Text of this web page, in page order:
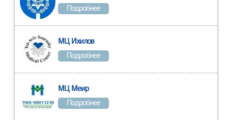
Подробнее
МЦ Ихилов
Подробнее
МЦ Меир
Подробнее